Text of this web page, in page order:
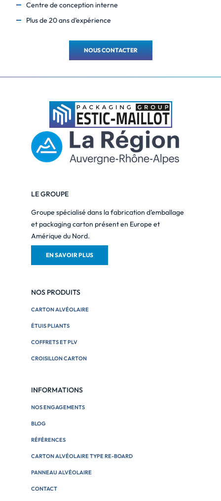
Centre de conception interne
Plus de 20 ans d’expérience
NOUS CONTACTER
LE GROUPE
Groupe spécialisé dans la fabrication d’emballage
et packaging carton présent en Europe et
Amérique du Nord.
EN SAVOIR PLUS
NOS PRODUITS
CARTON ALVÉOLAIRE
ÉTUIS PLIANTS
COFFRETS ET PLV
CROISILLON CARTON
INFORMATIONS
NOS ENGAGEMENTS
BLOG
RÉFÉRENCES
CARTON ALVÉOLAIRE TYPE RE-BOARD
PANNEAU ALVÉOLAIRE
CONTACT